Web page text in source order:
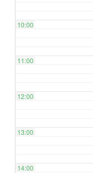
10:00
11:00
12:00
13:00
14:00